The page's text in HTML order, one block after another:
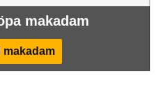
makadam
makadam